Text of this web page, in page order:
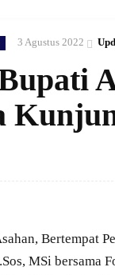
3 Agustus 2022
Bertempat
MSi bersama